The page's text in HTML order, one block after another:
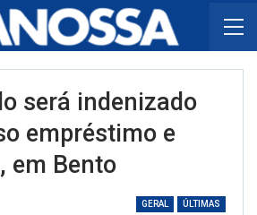
será indenizado
empréstimo e
em Bento
GERAL ÚLTIMAS